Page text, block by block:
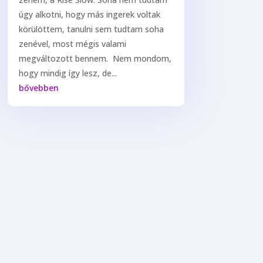
úgy alkotni, hogy más ingerek voltak
körülöttem, tanulni sem tudtam soha
zenével, most mégis valami
megváltozott bennem. Nem mondom,
hogy mindig így lesz, de...
bővebben